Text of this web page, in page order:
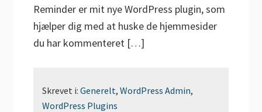
Reminder er mit nye WordPress plugin, som
hjælper dig med at huske de hjemmesider
du har kommenteret […]
Skrevet i:Generelt,WordPress Admin,
WordPress Plugins